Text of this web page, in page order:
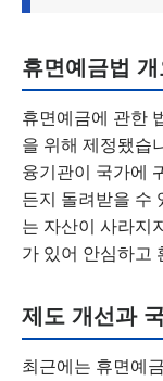
휴면예금법
휴면예금에 관한
을 위해 제정됐습
융기관이 국가에
든지 돌려받을 수
는 자산이 사라지
가 있어 안심하고
제도 개선과
최근에는 휴면예